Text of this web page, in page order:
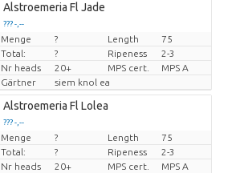
Alstroemeria Fl Jade
??? -,--
Preis pro Stück
Menge ? Length
75
Total:
? Ripeness
2-3
Nr heads
20+ MPS cert.
MPS A
Gärtner
siem knol ea
Alstroemeria Fl Lolea
??? -,--
Preis pro Stück
Menge ? Length
75
Total:
? Ripeness
2-3
Nr heads
20+ MPS cert.
MPS A